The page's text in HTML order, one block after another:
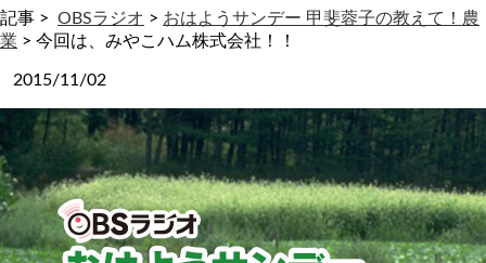
記事 > OBSラジオ > おはようサンデー 甲斐蓉子の教えて！農
業 > 今回は、みやこハム株式会社！！
2015/11/02